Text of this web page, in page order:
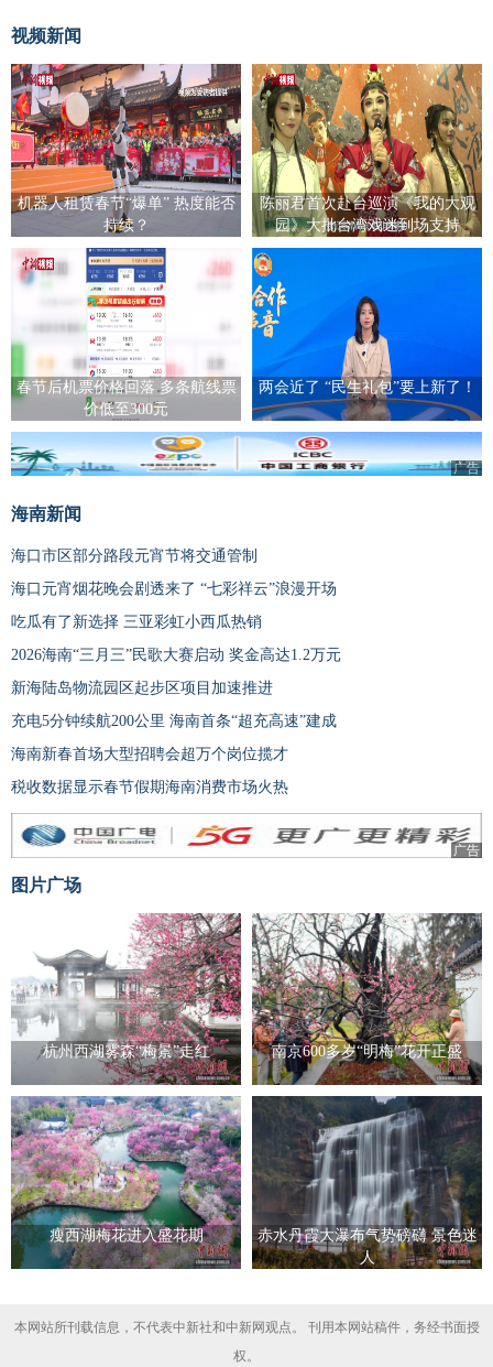
视频新闻
机器人租赁春节“爆单” 热度能否
持续？
陈丽君首次赴台巡演《我的大观
园》大批台湾戏迷到场支持
春节后机票价格回落 多条航线票
价低至300元
两会近了 “民生礼包”要上新了！
广告
海南新闻
海口市区部分路段元宵节将交通管制
海口元宵烟花晚会剧透来了 “七彩祥云”浪漫开场
吃瓜有了新选择 三亚彩虹小西瓜热销
2026海南“三月三”民歌大赛启动 奖金高达1.2万元
新海陆岛物流园区起步区项目加速推进
充电5分钟续航200公里 海南首条“超充高速”建成
海南新春首场大型招聘会超万个岗位揽才
税收数据显示春节假期海南消费市场火热
广告
图片广场
杭州西湖雾森“梅景”走红 南京600多岁“明梅”花开正盛
瘦西湖梅花进入盛花期
赤水丹霞大瀑布气势磅礴 景色迷
人
本网站所刊载信息，不代表中新社和中新网观点。 刊用本网站稿件，务经书面授
权。